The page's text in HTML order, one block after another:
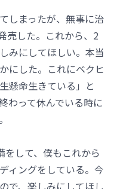
しまったが、無事に治
売した。これから、2
みにしてほしい。本当
にした。これにベクヒ
懸命生きている」と
わって休んでいる時に
して、僕もこれから
ィングをしている。今
で、楽しみにしてほし